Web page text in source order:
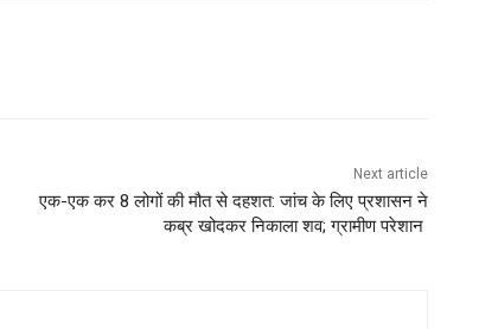
Next article
एक-एक कर 8 लोगों की मौत से दहशत: जांच के लिए प्रशासन ने
कब्र खोदकर निकाला शव; ग्रामीण परेशान